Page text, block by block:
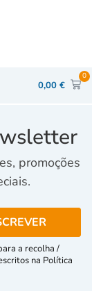
0,00 €
0
promoções
a recolha /
na Política